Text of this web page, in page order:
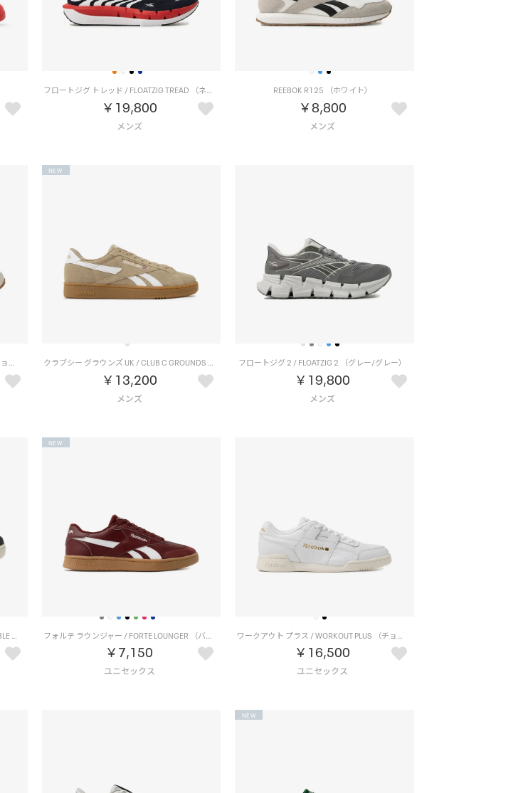
フロートジグ トレッド / FLOATZIG TREAD （ネイビー）
￥19,800
REEBOK R125 （ホワイト）
￥8,800
クラシックレザー / CLASSIC LEATHER （チョーク） クラブシー グラウンズ UK / CLUB C GROUNDS UK （ベージュ）
￥13,200
NEW
フロートジグ 2 / FLOATZIG 2 （グレー/グレー）
￥19,800
クラブシー ダブル リベンジ / CLUB C DOUBLE REVENGE （ブラック） フォルテ ラウンジャー / FORTE LOUNGER （バーガンディー）
￥7,150
NEW
ワークアウト プラス / WORKOUT PLUS （チョーク）
￥16,500
NEW